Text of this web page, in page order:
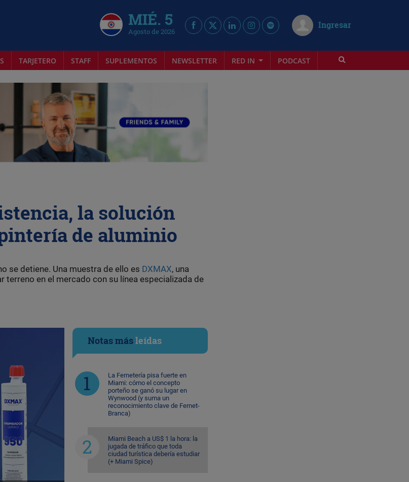
MIÉ. 5
Agosto de 2026
Ingresar
TARJETERO STAFF SUPLEMENTOS NEWSLETTER RED IN PODCAST
la solución
de aluminio
se detiene. Una muestra de ello es DXMAX, una
en el mercado con su línea especializada de
Notas másleídas
La Fernetería pisa fuerte en
Miami: cómo el concepto
porteño se ganó su lugar en
Wynwood (y suma un
reconocimiento clave de Fernet-
Branca)
Miami Beach a US$ 1 la hora: la
jugada de tráfico que toda
ciudad turística debería estudiar
(+ Miami Spice)